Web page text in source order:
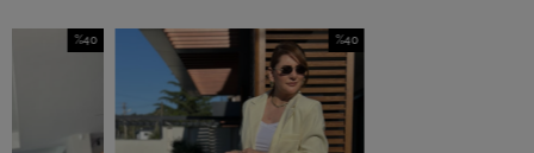
%40
İndirim
%40İndirim